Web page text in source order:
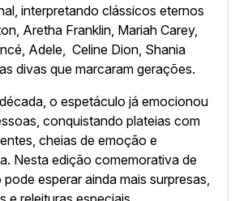
interpretando clássicos eternos
Aretha Franklin, Mariah Carey,
Adele, Celine Dion, Shania
divas que marcaram gerações.
o espetáculo já emocionou
conquistando plateias com
cheias de emoção e
Nesta edição comemorativa de
esperar ainda mais surpresas,